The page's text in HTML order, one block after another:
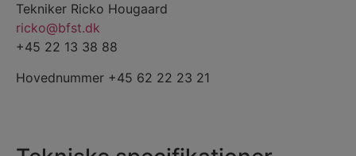
Tekniker Ricko Hougaard
ricko@bfst.dk
+45 22 13 38 88
Hovednummer +45 62 22 23 21